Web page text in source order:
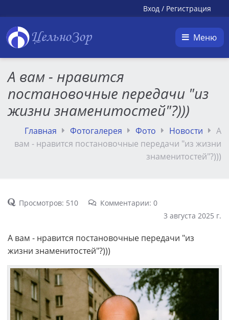
Вход / Регистрация
ЦельноЗор Меню
А вам - нравится
постановочные передачи "из
жизни знаменитостей"?)))
Главная Фотогалерея Фото Новости
А
вам - нравится постановочные передачи "из жизни
знаменитостей"?)))
Просмотров: 510
Комментарии: 0
3 августа 2025 г.
А вам - нравится постановочные передачи "из
жизни знаменитостей"?)))